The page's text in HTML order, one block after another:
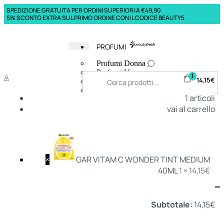
SPEDIZIONE GRATUITA PER ORDINI SUPERIORI A €49,90
5% SCONTO EXTRA SUL PRIMO ORDINE CON IL CODICE BEAUTY5
PROFUMI
Profumi Donna
Profumi Uomo
Deodoranti Donna
Uomo
1 14,15€
1articoli
vai al carrello
×
GAR VITAM C WONDER TINT MEDIUM
40ML1 × 14,15€
Subtotale: 14,15€